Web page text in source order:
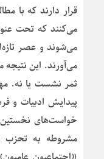
قرار دارند که با
می‌کنند که تحت
می‌شوند و عصر
می‌آورند. این
ثمر نشست یا نه.
پیدایش ادبیات و
خواست‌های
مشروطه به تحزب